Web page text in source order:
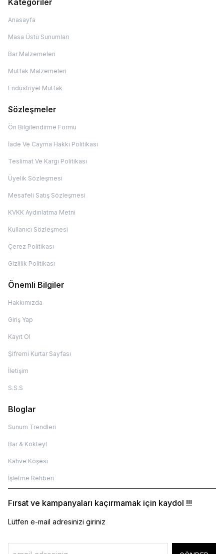
Kategoriler
Anasayfa
Masa Üstü Sunumları
Bar Malzemeleri
Mutfak Malzemeleri
Endüstriyel Mutfak
Sözleşmeler
Ön Bilgilendirme Formu
İade Ve Cayma Hakkı Politikası
Teslimat Ve Kargı Politikası
Üyelik Sözleşmesi
Mesafeli Satış Sözleşmesi
KVKK Aydınlatma Metni
Kullanıcı Sözleşmesi
Çerez Politikası
Gizlilik Politikası
Önemli Bilgiler
Hakkımızda
Giriş Yap
Kayıt Ol
Şifremi Kurtar Sayfası
İletişim
S.S.S
Bloglar
Sunum Trendleri
Bar & Kokteyl
Kahve Köşesi
İşletme Rehberi
Fırsat ve kampanyaları kaçırmamak için kaydol !!!
Lütfen e-mail adresinizi giriniz